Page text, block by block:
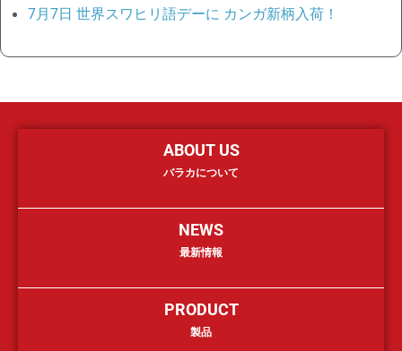
7月7日 世界スワヒリ語デーに カンガ新柄入荷！
ABOUT US
バラカについて
NEWS
最新情報
PRODUCT
製品